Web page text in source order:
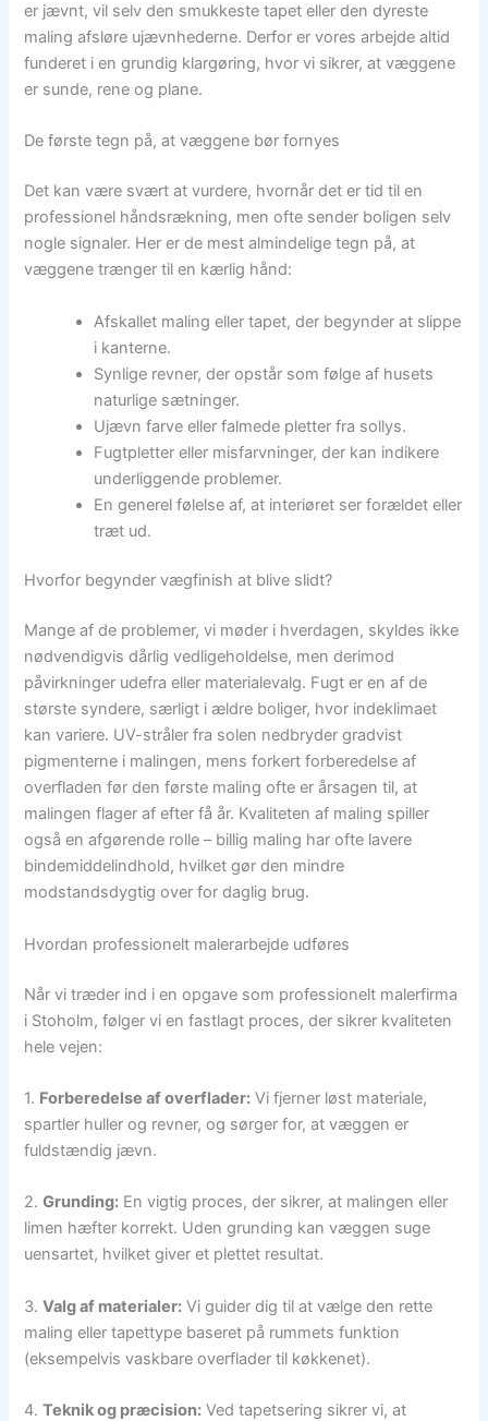
er jævnt, vil selv den smukkeste tapet eller den dyreste
maling afsløre ujævnhederne. Derfor er vores arbejde altid
funderet i en grundig klargøring, hvor vi sikrer, at væggene
er sunde, rene og plane.
De første tegn på, at væggene bør fornyes
Det kan være svært at vurdere, hvornår det er tid til en
professionel håndsrækning, men ofte sender boligen selv
nogle signaler. Her er de mest almindelige tegn på, at
væggene trænger til en kærlig hånd:
Afskallet maling eller tapet, der begynder at slippe
i kanterne.
Synlige revner, der opstår som følge af husets
naturlige sætninger.
Ujævn farve eller falmede pletter fra sollys.
Fugtpletter eller misfarvninger, der kan indikere
underliggende problemer.
En generel følelse af, at interiøret ser forældet eller
træt ud.
Hvorfor begynder vægfinish at blive slidt?
Mange af de problemer, vi møder i hverdagen, skyldes ikke
nødvendigvis dårlig vedligeholdelse, men derimod
påvirkninger udefra eller materialevalg. Fugt er en af de
største syndere, særligt i ældre boliger, hvor indeklimaet
kan variere. UV-stråler fra solen nedbryder gradvist
pigmenterne i malingen, mens forkert forberedelse af
overfladen før den første maling ofte er årsagen til, at
malingen flager af efter få år. Kvaliteten af maling spiller
også en afgørende rolle – billig maling har ofte lavere
bindemiddelindhold, hvilket gør den mindre
modstandsdygtig over for daglig brug.
Hvordan professionelt malerarbejde udføres
Når vi træder ind i en opgave som professionelt malerfirma
i Stoholm, følger vi en fastlagt proces, der sikrer kvaliteten
hele vejen:
1. Forberedelse af overflader: Vi fjerner løst materiale,
spartler huller og revner, og sørger for, at væggen er
fuldstændig jævn.
2.Grunding: En vigtig proces, der sikrer, at malingen eller
limen hæfter korrekt. Uden grunding kan væggen suge
uensartet, hvilket giver et plettet resultat.
3.Valg af materialer: Vi guider dig til at vælge den rette
maling eller tapettype baseret på rummets funktion
(eksempelvis vaskbare overflader til køkkenet).
4.Teknik og præcision: Ved tapetsering sikrer vi, at